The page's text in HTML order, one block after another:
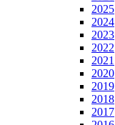
2025
2024
2023
2022
2021
2020
2019
2018
2017